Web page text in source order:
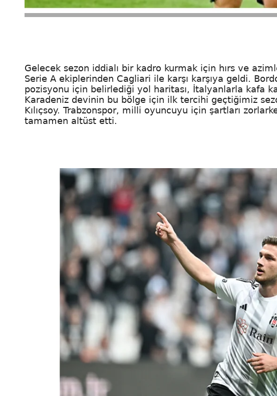
Gelecek sezon iddialı bir kadro kurmak için hırs ve
Serie A ekiplerinden Cagliari ile karşı karşıya geldi.
pozisyonu için belirlediği yol haritası, İtalyanlarla kafa
Karadeniz devinin bu bölge için ilk tercihi geçtiğimiz
Kılıçsoy. Trabzonspor, milli oyuncuyu için şartları
tamamen altüst etti.